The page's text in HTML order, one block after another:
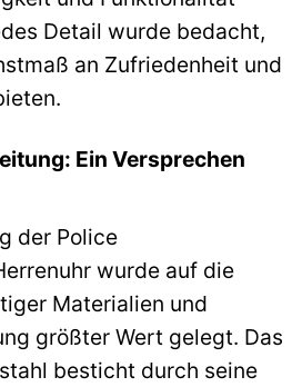
Detail wurde bedacht,
an Zufriedenheit und
Ein Versprechen
der Police
wurde auf die
Materialien und
größter Wert gelegt. Das
besticht durch seine